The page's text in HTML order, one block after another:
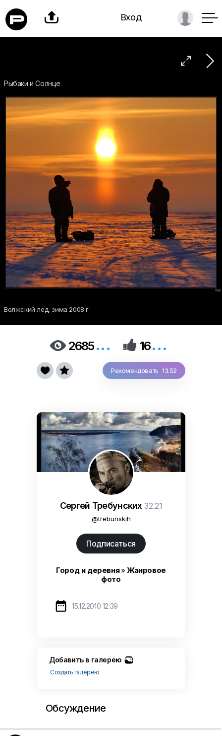
 Вход

Рыбаки и Солнце
Волжский лед, зима 2008 г
 2685...  16...
Рекомендовать 13.52
 
Сергей Требунских 32.21
@trebunskih
Подписаться
Город и деревня»Жанровое
фото
 15.12.2010 12:39
Добавить в галерею
Создать галерею
Обсуждение